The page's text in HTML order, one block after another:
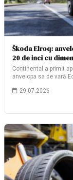
Škoda Elroq:
20 de inci cu
Continental a primit
anvelopa sa de vară
29.07.2026